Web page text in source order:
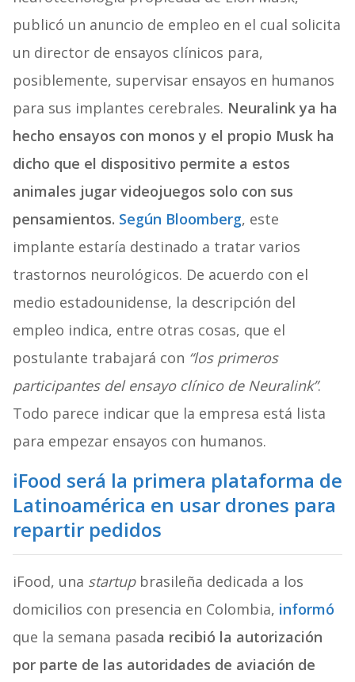
publicó un anuncio de empleo en el cual solicita
un director de ensayos clínicos para,
posiblemente, supervisar ensayos en humanos
para sus implantes cerebrales. Neuralink ya ha
hecho ensayos con monos y el propio Musk ha
dicho que el dispositivo permite a estos
animales jugar videojuegos solo con sus
pensamientos. Según Bloomberg, este
implante estaría destinado a tratar varios
trastornos neurológicos. De acuerdo con el
medio estadounidense, la descripción del
empleo indica, entre otras cosas, que el
postulante trabajará con “los primeros
participantes del ensayo clínico de Neuralink”.
Todo parece indicar que la empresa está lista
para empezar ensayos con humanos.
iFood será la primera plataforma de
Latinoamérica en usar drones para
repartir pedidos
iFood, una startup brasileña dedicada a los
domicilios con presencia en Colombia, informó
que la semana pasada recibió la autorización
por parte de las autoridades de aviación de